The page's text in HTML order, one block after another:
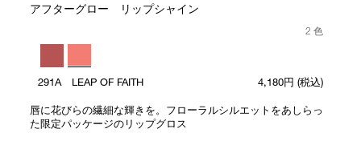
アフターグロー リップシャイン
2 色
291A LEAP OF FAITH 4,180円 (税込)
唇に花びらの繊細な輝きを。フローラルシルエットをあしらっ
た限定パッケージのリップグロス